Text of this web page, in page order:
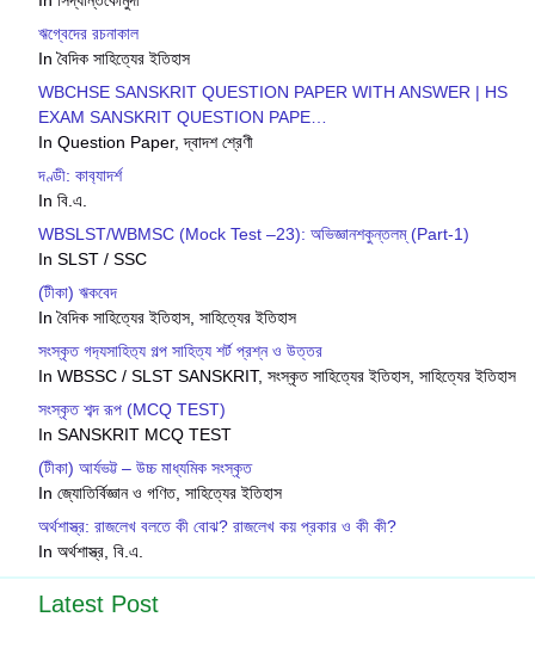
ঋগ্বেদের রচনাকাল
In বৈদিক সাহিত্যের ইতিহাস
WBCHSE SANSKRIT QUESTION PAPER WITH ANSWER | HS
EXAM SANSKRIT QUESTION PAPE…
In Question Paper, দ্বাদশ শ্রেণী
দণ্ডী: কাব‍্যাদর্শ
In বি.এ.
WBSLST/WBMSC (Mock Test –23): অভিজ্ঞানশকুন্তলম্ (Part-1)
In SLST / SSC
(টীকা) ঋকবেদ
In বৈদিক সাহিত্যের ইতিহাস, সাহিত্যের ইতিহাস
সংস্কৃত গদ‍্যসাহিত‍্য গল্প সাহিত্য শর্ট প্রশ্ন ও উত্তর
In WBSSC / SLST SANSKRIT, সংস্কৃত সাহিত্যের ইতিহাস, সাহিত্যের ইতিহাস
সংস্কৃত শব্দ রূপ (MCQ TEST)
In SANSKRIT MCQ TEST
(টীকা) আর্যভট্ট – উচ্চ মাধ্যমিক সংস্কৃত
In জ্যোতির্বিজ্ঞান ও গণিত, সাহিত্যের ইতিহাস
অর্থশাস্ত্র: রাজলেখ বলতে কী বোঝ? রাজলেখ কয় প্রকার ও কী কী?
In অর্থশাস্ত্র, বি.এ.
Latest Post